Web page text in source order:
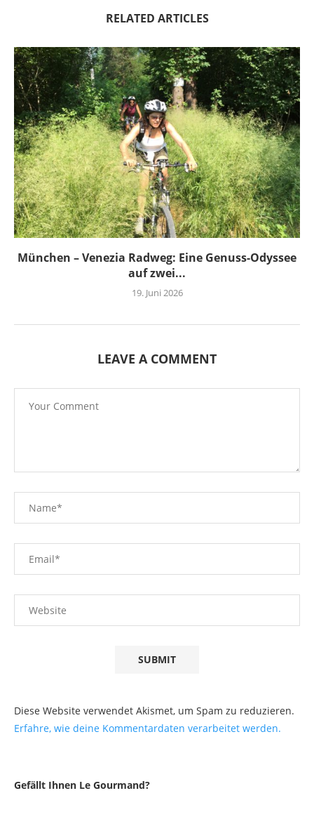
RELATED ARTICLES
München – Venezia Radweg: Eine Genuss-Odyssee
auf zwei...
19. Juni 2026
LEAVE A COMMENT
Diese Website verwendet Akismet, um Spam zu reduzieren.
Erfahre, wie deine Kommentardaten verarbeitet werden.
Gefällt Ihnen Le Gourmand?